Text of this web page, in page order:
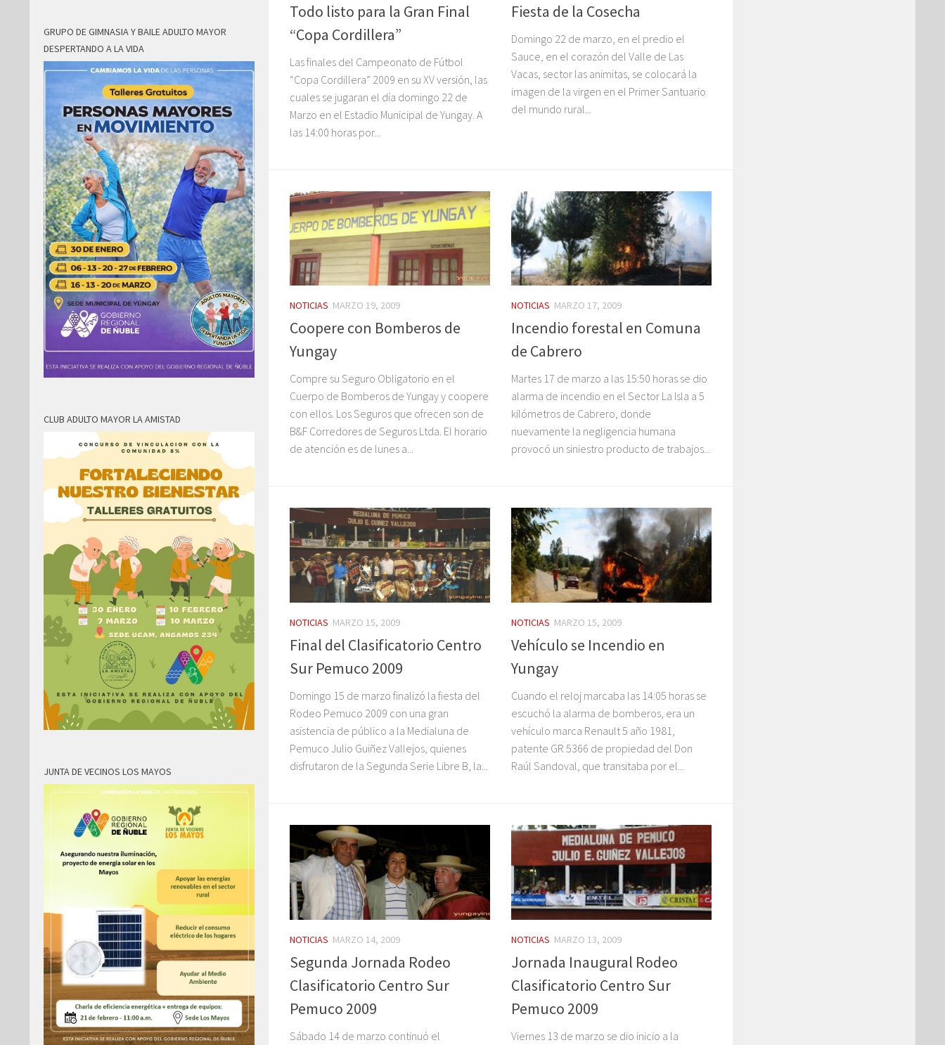
Todo listo para la Gran Final
“Copa Cordillera”
Las finales del Campeonato de Fútbol
“Copa Cordillera” 2009 en su XV versión, las
cuales se jugaran el día domingo 22 de
Marzo en el Estadio Municipal de Yungay. A
las 14:00 horas por...
Fiesta de la Cosecha
Domingo 22 de marzo, en el predio el
Sauce, en el corazón del Valle de Las
Vacas, sector las animitas, se colocará la
imagen de la virgen en el Primer Santuario
del mundo rural...
NOTICIAS MARZO 19, 2009
Coopere con Bomberos de
Yungay
Compre su Seguro Obligatorio en el
Cuerpo de Bomberos de Yungay y coopere
con ellos. Los Seguros que ofrecen son de
B&F Corredores de Seguros Ltda. El horario
de atención es de lunes a...
NOTICIAS MARZO 17, 2009
Incendio forestal en Comuna
de Cabrero
Martes 17 de marzo a las 15:50 horas se dio
alarma de incendio en el Sector La Isla a 5
kilómetros de Cabrero, donde
nuevamente la negligencia humana
provocó un siniestro producto de trabajos...
NOTICIAS MARZO 15, 2009
Final del Clasificatorio Centro
Sur Pemuco 2009
Domingo 15 de marzo finalizó la fiesta del
Rodeo Pemuco 2009 con una gran
asistencia de público a la Medialuna de
Pemuco Julio Guiñez Vallejos, quienes
disfrutaron de la Segunda Serie Libre B, la...
NOTICIAS MARZO 15, 2009
Vehículo se Incendio en
Yungay
Cuando el reloj marcaba las 14:05 horas se
escuchó la alarma de bomberos, era un
vehículo marca Renault 5 año 1981,
patente GR 5366 de propiedad del Don
Raúl Sandoval, que transitaba por el...
NOTICIAS MARZO 14, 2009
Segunda Jornada Rodeo
Clasificatorio Centro Sur
Pemuco 2009
Sábado 14 de marzo continuó el
NOTICIAS MARZO 13, 2009
Jornada Inaugural Rodeo
Clasificatorio Centro Sur
Pemuco 2009
Viernes 13 de marzo se dio inicio a la
GRUPO DE GIMNASIA Y BAILE ADULTO MAYOR
DESPERTANDO A LA VIDA
CLUB ADULTO MAYOR LA AMISTAD
JUNTA DE VECINOS LOS MAYOS